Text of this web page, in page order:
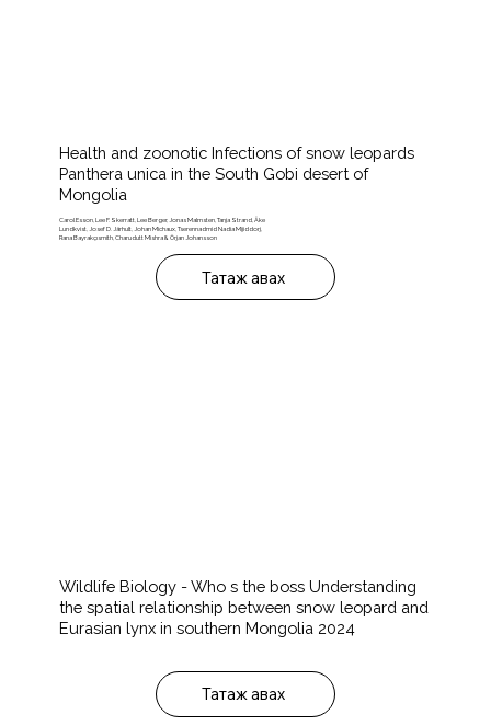
Health and zoonotic Infections of snow leopards
Panthera unica in the South Gobi desert of
Mongolia
Carol Esson, Lee F. Skerratt, Lee Berger, Jonas Malmsten, Tanja Strand, Åke
Lundkvist, Josef D. Järhult, Johan Michaux, Tserennadmid Nadia Mijiddorj,
Rana Bayrakçısmith, Charudutt Mishra & Örjan Johansson
Татаж авах
Wildlife Biology - Who s the boss Understanding
the spatial relationship between snow leopard and
Eurasian lynx in southern Mongolia 2024
Татаж авах